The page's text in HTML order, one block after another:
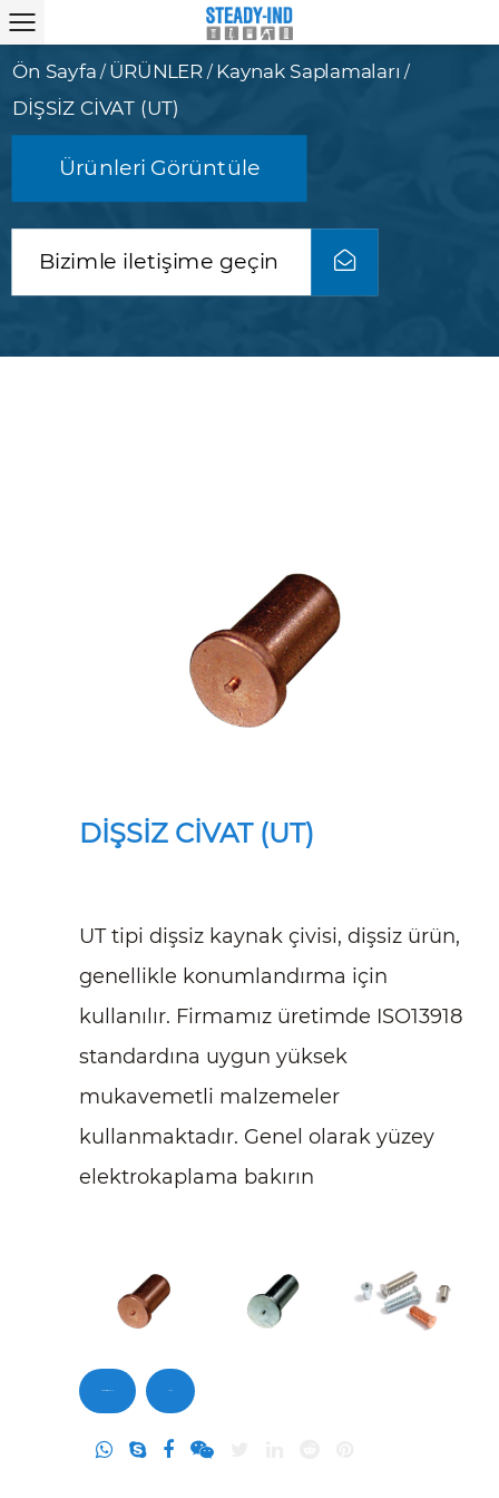
Ön Sayfa / ÜRÜNLER / Kaynak Saplamaları /
DİŞSİZ CİVAT (UT)
Ürünleri Görüntüle
Bizimle iletişime geçin
DİŞSİZ CİVAT (UT)
UT tipi dişsiz kaynak çivisi, dişsiz ürün,
genellikle konumlandırma için
kullanılır. Firmamız üretimde ISO13918
standardına uygun yüksek
mukavemetli malzemeler
kullanmaktadır. Genel olarak yüzey
elektrokaplama bakırın